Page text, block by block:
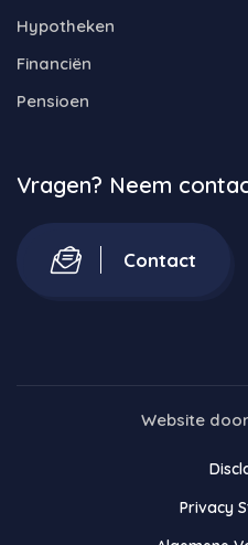
Hypotheken
Financiën
Pensioen
Vragen? Neem
Contact
Website door
Privacy